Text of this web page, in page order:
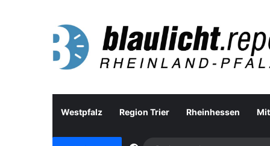
Westpfalz Region Trier Rheinhessen